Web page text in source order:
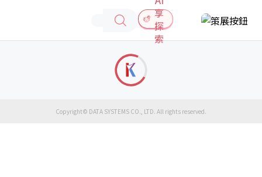
享
探
索
Copyright© DATA SYSTEMS CO., LTD. All rights reserved.